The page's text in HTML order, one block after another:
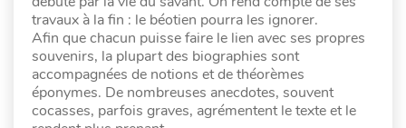
travaux à la fin : le béotien pourra les ignorer.
Afin que chacun puisse faire le lien avec ses propres
souvenirs, la plupart des biographies sont
accompagnées de notions et de théorèmes
éponymes. De nombreuses anecdotes, souvent
cocasses, parfois graves, agrémentent le texte et le